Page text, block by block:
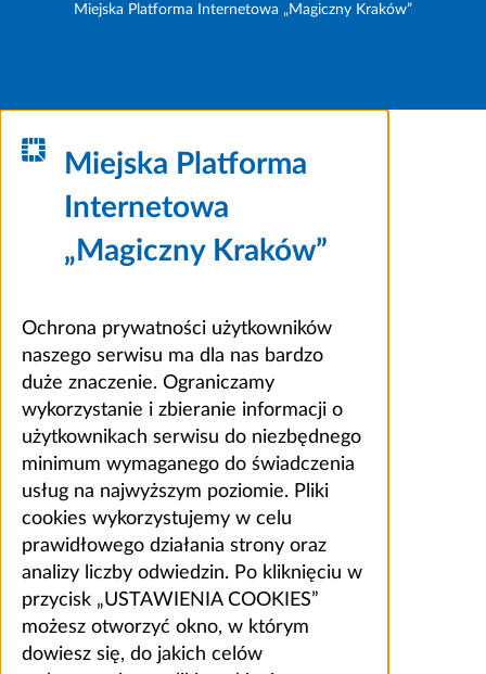
Miejska Platforma Internetowa „Magiczny Kraków”
Miejska Platforma
Internetowa
„Magiczny Kraków”
Ochrona prywatności użytkowników
naszego serwisu ma dla nas bardzo
duże znaczenie. Ograniczamy
wykorzystanie i zbieranie informacji o
użytkownikach serwisu do niezbędnego
minimum wymaganego do świadczenia
usług na najwyższym poziomie. Pliki
cookies wykorzystujemy w celu
prawidłowego działania strony oraz
analizy liczby odwiedzin. Po kliknięciu w
przycisk „USTAWIENIA COOKIES”
możesz otworzyć okno, w którym
dowiesz się, do jakich celów